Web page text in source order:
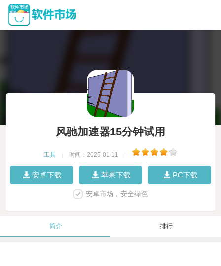
风驰加速器15分钟试用
工具 时间：2025-01-11
安卓下载 苹果下载 PC下载
安卓市场，安全绿色
简介 排行